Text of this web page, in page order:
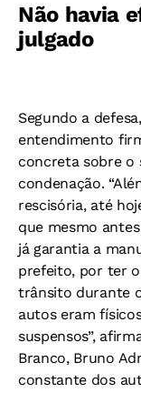
Não havia
julgado
Segundo a
entendimento
concreta sobre o
condenação.
rescisória, até
que mesmo
já garantia a
prefeito, por ter
trânsito durante
autos eram
suspensos”,
Branco, Bruno
constante dos